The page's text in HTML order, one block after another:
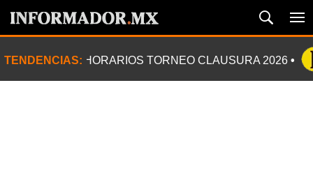
TENDENCIAS: HORARIOS TORNEO CLAUSURA 2026